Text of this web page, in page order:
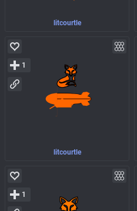
litcourtle
litcourtle
1
1